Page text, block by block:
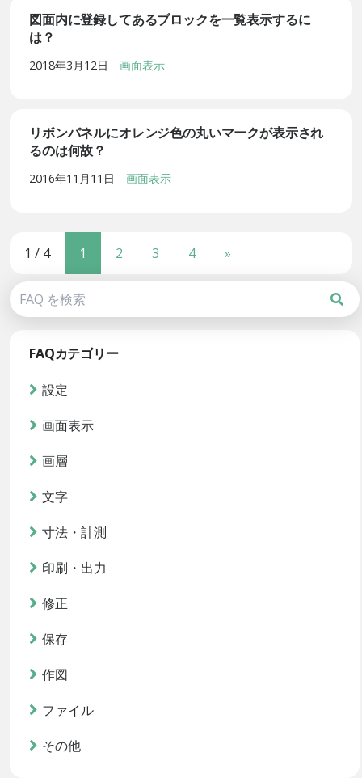
図面内に登録してあるブロックを一覧表示するに
は？
2018年3月12日 画面表示
リボンパネルにオレンジ色の丸いマークが表示され
るのは何故？
2016年11月11日 画面表示
1 / 4 1 2 3 4 »
FAQカテゴリー
設定
画面表示
画層
文字
寸法・計測
印刷・出力
修正
保存
作図
ファイル
その他